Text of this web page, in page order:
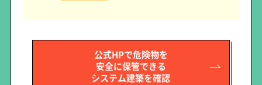
公式HPで危険物を
安全に保管できる
システム建築を確認